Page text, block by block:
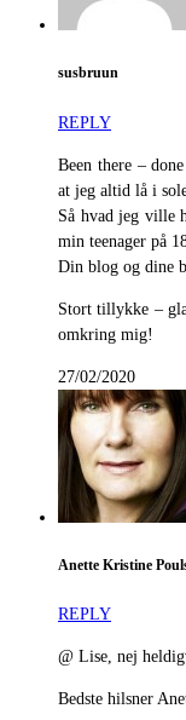
susbruun
REPLY
Been there –
at jeg altid lå i
Så hvad jeg ville
min teenager på
Din blog og dine
Stort tillykke –
omkring mig!
27/02/2020
Anette Kristine
REPLY
@ Lise, nej
Bedste hilsner